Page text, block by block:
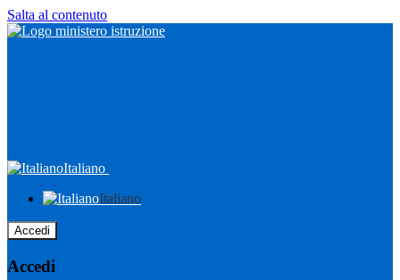
Salta al contenuto
Italiano
Italiano
Accedi
Accedi